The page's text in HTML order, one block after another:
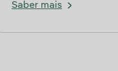
Saber mais